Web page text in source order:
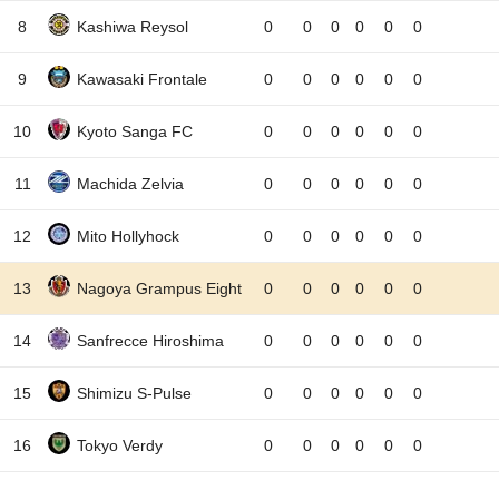
8 Kashiwa Reysol 0 0 0 0 0 0
9 Kawasaki Frontale 0 0 0 0 0 0
10 Kyoto Sanga FC 0 0 0 0 0 0
11 Machida Zelvia 0 0 0 0 0 0
12 Mito Hollyhock 0 0 0 0 0 0
13 Nagoya Grampus Eight 0 0 0 0 0 0
14 Sanfrecce Hiroshima 0 0 0 0 0 0
15 Shimizu S-Pulse 0 0 0 0 0 0
16 Tokyo Verdy 0 0 0 0 0 0